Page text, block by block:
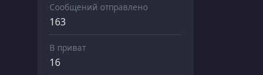
Сообщений отправлено
163
В приват
16